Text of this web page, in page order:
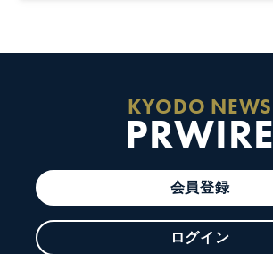
KYODO NEWS
PRWIRE
会員登録
ログイン